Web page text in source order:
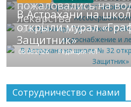
08.08.2026 Редакция -АЛ-
пожаловались на
лекарства
08.08.2026 Редакция -АЛ-
В Астрахани на
открыли мурал
Защитник»
08.08.2026 Редакция -АЛ-
Сотрудничество с нами